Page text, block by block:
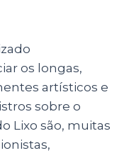
os longas,
artísticos e
sobre o
Lixo são, muitas